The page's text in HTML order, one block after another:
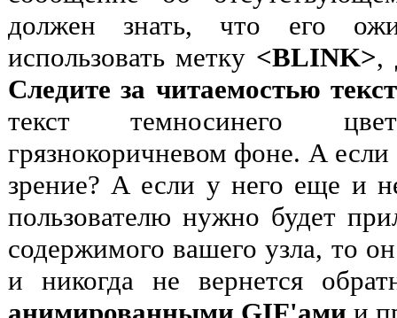
должен знать, что его
использовать метку <BLINK>,
Следите за читаемостью
текст темносинего
грязнокоричневом фоне. А
зрение? А если у него еще и
пользователю нужно будет
содержимого вашего узла, то
и никогда не вернется